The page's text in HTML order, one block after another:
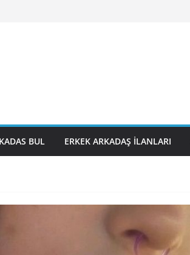
BUL ERKEK ARKADAŞ İLANLARI